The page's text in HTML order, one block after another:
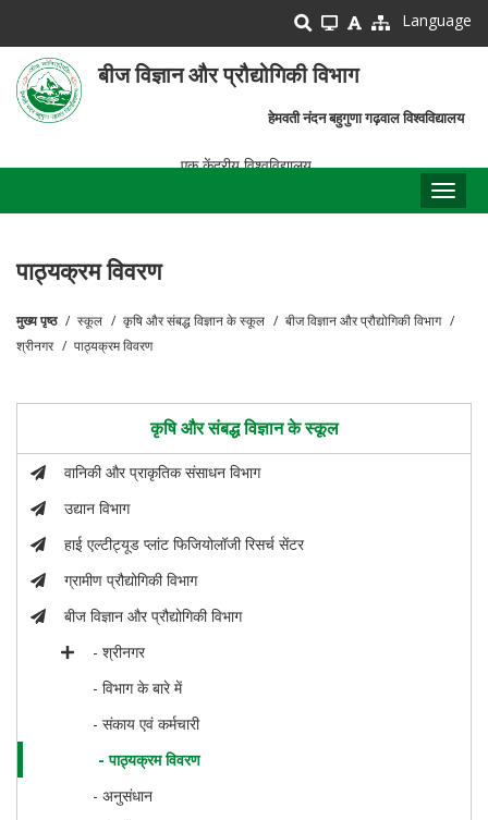
main
content
Language
बीज विज्ञान और प्रौद्योगिकी विभाग
हेमवती नंदन बहुगुणा गढ़वाल विश्वविद्यालय
एक केंद्रीय विश्वविद्यालय
पाठ्यक्रम विवरण
पग
मुख्य पृष्ठ स्कूल कृषि और संबद्ध विज्ञान के स्कूल
बीज विज्ञान और प्रौद्योगिकी विभाग
श्रीनगर
पाठ्यक्रम विवरण
कृषि और संबद्ध विज्ञान के स्कूल
वानिकी और प्राकृतिक संसाधन विभाग
उद्यान विभाग
हाई एल्टीट्यूड प्लांट फिजियोलॉजी रिसर्च सेंटर
ग्रामीण प्रौद्योगिकी विभाग
बीज विज्ञान और प्रौद्योगिकी विभाग
- श्रीनगर
- विभाग के बारे में
- संकाय एवं कर्मचारी
- पाठ्यक्रम विवरण
- अनुसंधान